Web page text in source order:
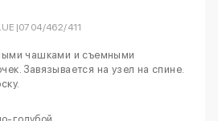
462/411
чашками и съемными
Завязывается на узел на спине.